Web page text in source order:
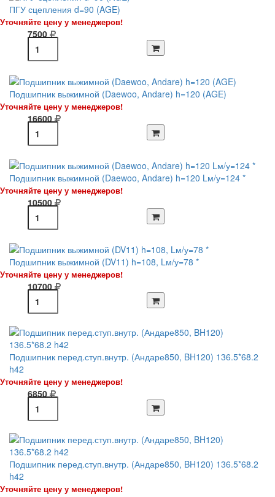
ПГУ сцепления d=90 (AGE)
Уточняйте цену у менеджеров!
7500
Подшипник выжимной (Daewoo, Andare) h=120 (AGE)
Уточняйте цену у менеджеров!
16600
Подшипник выжимной (Daewoo, Andare) h=120 Lм/у=124 *
Уточняйте цену у менеджеров!
10500
Подшипник выжимной (DV11) h=108, Lм/у=78 *
Уточняйте цену у менеджеров!
10700
Подшипник перед.ступ.внутр. (Андаре850, BH120) 136.5*68.2
h42
Уточняйте цену у менеджеров!
6850
Подшипник перед.ступ.внутр. (Андаре850, BH120) 136.5*68.2
h42
Уточняйте цену у менеджеров!